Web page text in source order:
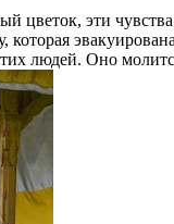
цветок, эти
людей. Оно